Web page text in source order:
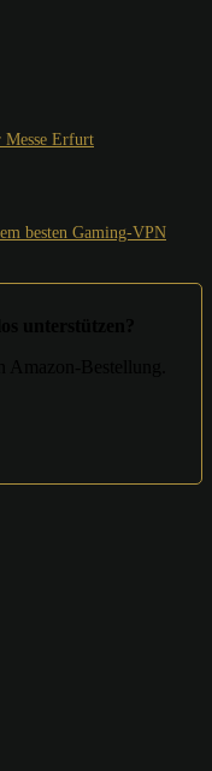
Messe Erfurt
besten Gaming-VPN